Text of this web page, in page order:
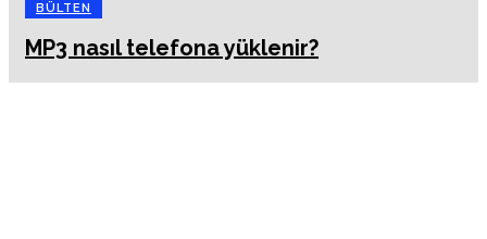
BÜLTEN
MP3 nasıl telefona yüklenir?